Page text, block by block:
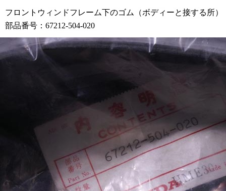
フロントウィンドフレーム下のゴム（ボディーと接する所）
部品番号：67212-504-020